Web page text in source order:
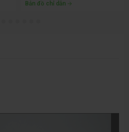
Bản đồ chỉ dẫn